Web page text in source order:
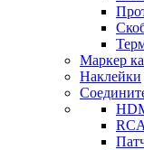
Маркер
Наклейки